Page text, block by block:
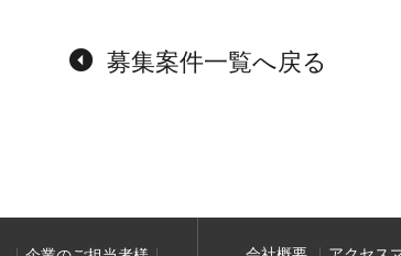
募集案件一覧へ戻る